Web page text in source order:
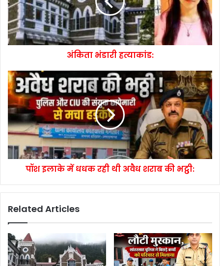
अंकिता भंडारी हत्याकांड:
पॉश इलाके में धधक रही थी अवैध शराब की भट्ठी:
Related Articles